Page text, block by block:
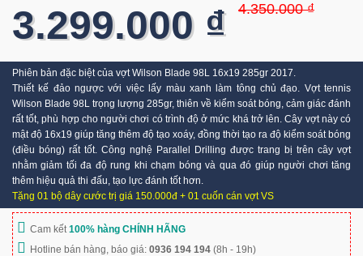
4.350.000 ₫
3.299.000 ₫
Phiên bản đặc biệt của vợt Wilson Blade 98L 16x19 285gr 2017.
Thiết kế đảo ngược với việc lấy màu xanh làm tông chủ đạo. Vợt tennis
Wilson Blade 98L trọng lượng 285gr, thiên về kiểm soát bóng, cảm giác đánh
rất tốt, phù hợp cho người chơi có trình độ ở mức khá trở lên. Cây vợt này có
mật độ 16x19 giúp tăng thêm độ tạo xoáy, đồng thời tạo ra độ kiểm soát bóng
(điều bóng) rất tốt. Công nghệ Parallel Drilling được trang bị trên cây vợt
nhằm giảm tối đa độ rung khi chạm bóng và qua đó giúp người chơi tăng
thêm hiệu quả thi đấu, tạo lực đánh tốt hơn.
Tặng 01 bộ dây cước trị giá 150.000đ + 01 cuốn cán vợt VS
Cam kết100% hàng CHÍNH HÃNG
Hotline bán hàng, báo giá: 0936 194 194 (8h - 19h)